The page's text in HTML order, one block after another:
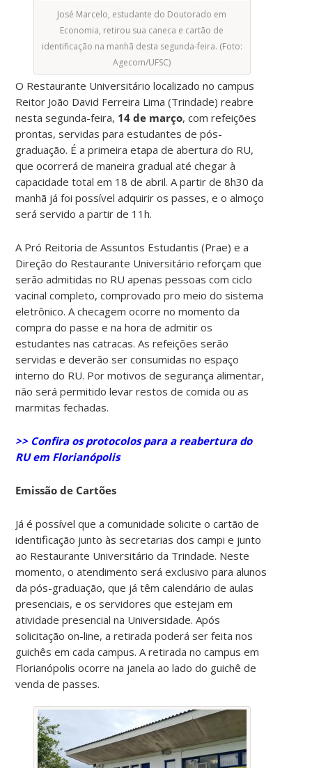
José Marcelo, estudante do Doutorado em
Economia, retirou sua caneca e cartão de
identificação na manhã desta segunda-feira. (Foto:
Agecom/UFSC)
O Restaurante Universitário localizado no campus
Reitor João David Ferreira Lima (Trindade) reabre
nesta segunda-feira, 14 de março, com refeições
prontas, servidas para estudantes de pós-
graduação. É a primeira etapa de abertura do RU,
que ocorrerá de maneira gradual até chegar à
capacidade total em 18 de abril. A partir de 8h30 da
manhã já foi possível adquirir os passes, e o almoço
será servido a partir de 11h.
A Pró Reitoria de Assuntos Estudantis (Prae) e a
Direção do Restaurante Universitário reforçam que
serão admitidas no RU apenas pessoas com ciclo
vacinal completo, comprovado pro meio do sistema
eletrônico. A checagem ocorre no momento da
compra do passe e na hora de admitir os
estudantes nas catracas. As refeições serão
servidas e deverão ser consumidas no espaço
interno do RU. Por motivos de segurança alimentar,
não será permitido levar restos de comida ou as
marmitas fechadas.
>> Confira os protocolos para a reabertura do
RU em Florianópolis
Emissão de Cartões
Já é possível que a comunidade solicite o cartão de
identificação junto às secretarias dos campi e junto
ao Restaurante Universitário da Trindade. Neste
momento, o atendimento será exclusivo para alunos
da pós-graduação, que já têm calendário de aulas
presenciais, e os servidores que estejam em
atividade presencial na Universidade. Após
solicitação on-line, a retirada poderá ser feita nos
guichês em cada campus. A retirada no campus em
Florianópolis ocorre na janela ao lado do guichê de
venda de passes.